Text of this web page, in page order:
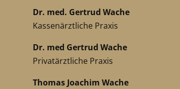
Dr. med. Gertrud Wache
Kassenärztliche Praxis
Dr. med Gertrud Wache
Privatärztliche Praxis
Thomas Joachim Wache